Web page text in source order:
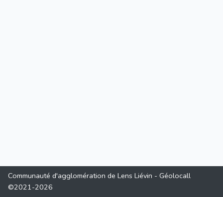
Communauté d'agglomération de Lens Liévin - Géolocall
©2021-2026